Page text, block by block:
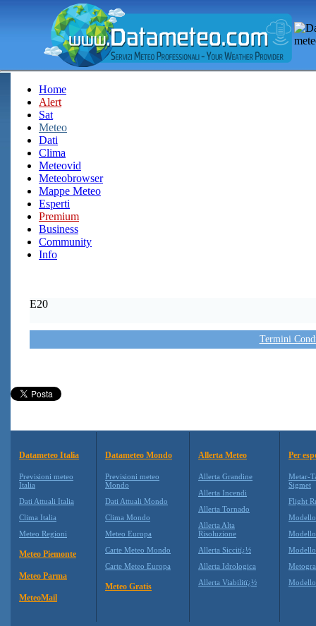
Home
Alert
Sat
Meteo
Dati
Clima
Meteovid
Meteobrowser
Mappe Meteo
Esperti
Premium
Business
Community
Info
E20
Termini
Datameteo Italia
Previsioni meteo
Italia
Dati Attuali Italia
Clima Italia
Meteo Regioni
Meteo Piemonte
Meteo Parma
MeteoMail
Datameteo Mondo
Previsioni meteo
Mondo
Dati Attuali Mondo
Clima Mondo
Meteo Europa
Carte Meteo Mondo
Carte Meteo Europa
Meteo Gratis
Allerta Meteo
Allerta Grandine
Allerta Incendi
Allerta Tornado
Allerta Alta
Risoluzione
Allerta Siccitï¿½
Allerta Idrologica
Allerta Viabilitï¿½
Per
Metar-
Sigmet
Flight
Modello